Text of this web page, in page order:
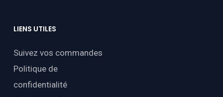
LIENS UTILES
Suivez vos commandes
Politique de
confidentialité